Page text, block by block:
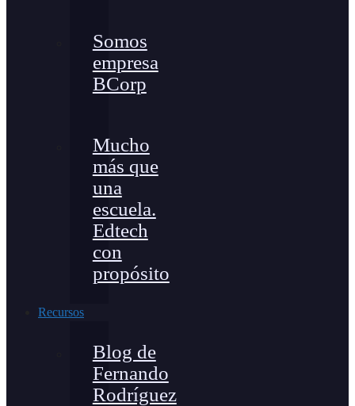
Somos
empresa
BCorp
Mucho
más que
una
escuela.
Edtech
con
propósito
Recursos
Blog de
Fernando
Rodríguez